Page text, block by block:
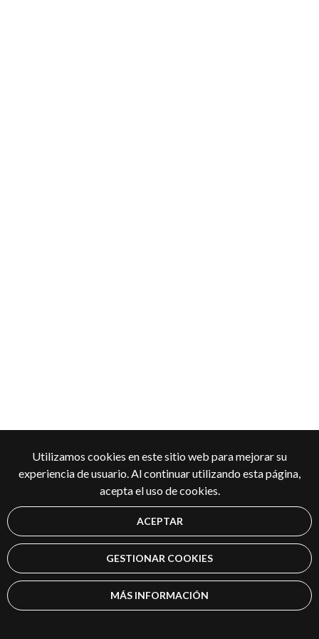
Utilizamos cookies en este sitio web para mejorar su
experiencia de usuario. Al continuar utilizando esta página,
acepta el uso de cookies.
ACEPTAR
GESTIONAR COOKIES
MÁS INFORMACIÓN